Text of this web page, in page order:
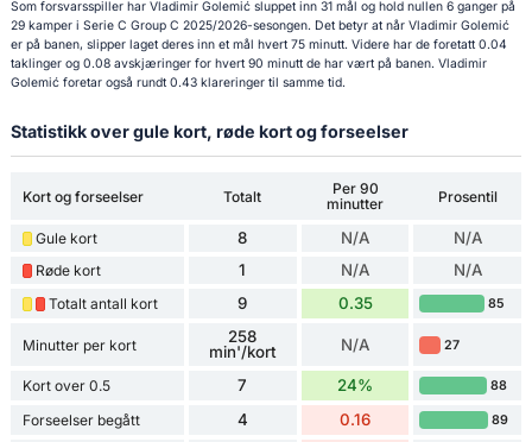
Som forsvarsspiller har Vladimir Golemić sluppet inn 31 mål og hold nullen 6 ganger på
29 kamper i Serie C Group C 2025/2026-sesongen. Det betyr at når Vladimir Golemić
er på banen, slipper laget deres inn et mål hvert 75 minutt. Videre har de foretatt 0.04
taklinger og 0.08 avskjæringer for hvert 90 minutt de har vært på banen. Vladimir
Golemić foretar også rundt 0.43 klareringer til samme tid.
Statistikk over gule kort, røde kort og forseelser
Kort og forseelser Totalt
Per 90
minutter
Prosentil
Gule kort 8 N/A N/A
Røde kort 1 N/A N/A
Totalt antall kort 9 0.35 85
Minutter per kort
258
min'/kort
N/A 27
Kort over 0.5 7 24% 88
Forseelser begått 4 0.16 89